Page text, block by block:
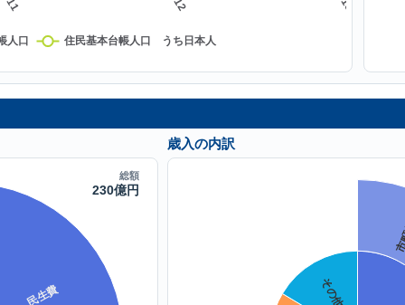
歳入の内訳